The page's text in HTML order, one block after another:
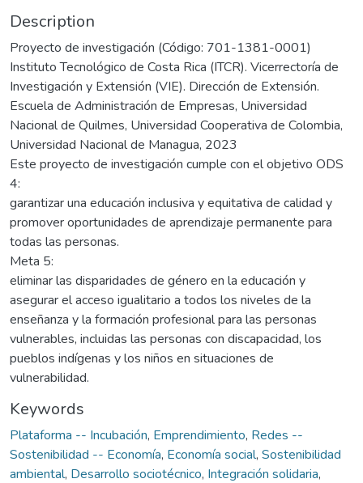
Description
Proyecto de investigación (Código: 701-1381-0001)
Instituto Tecnológico de Costa Rica (ITCR). Vicerrectoría de
Investigación y Extensión (VIE). Dirección de Extensión.
Escuela de Administración de Empresas, Universidad
Nacional de Quilmes, Universidad Cooperativa de Colombia,
Universidad Nacional de Managua, 2023
Este proyecto de investigación cumple con el objetivo ODS
4:
garantizar una educación inclusiva y equitativa de calidad y
promover oportunidades de aprendizaje permanente para
todas las personas.
Meta 5:
eliminar las disparidades de género en la educación y
asegurar el acceso igualitario a todos los niveles de la
enseñanza y la formación profesional para las personas
vulnerables, incluidas las personas con discapacidad, los
pueblos indígenas y los niños en situaciones de
vulnerabilidad.
Keywords
Plataforma -- Incubación, Emprendimiento, Redes --
Sostenibilidad -- Economía, Economía social, Sostenibilidad
ambiental, Desarrollo sociotécnico, Integración solidaria,